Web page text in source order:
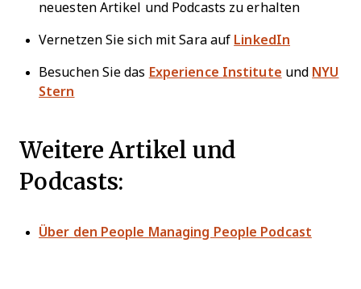
neuesten Artikel und Podcasts zu erhalten
Vernetzen Sie sich mit Sara auf LinkedIn
Besuchen Sie das Experience Institute und NYU
Stern
Weitere Artikel und
Podcasts:
Über den People Managing People Podcast